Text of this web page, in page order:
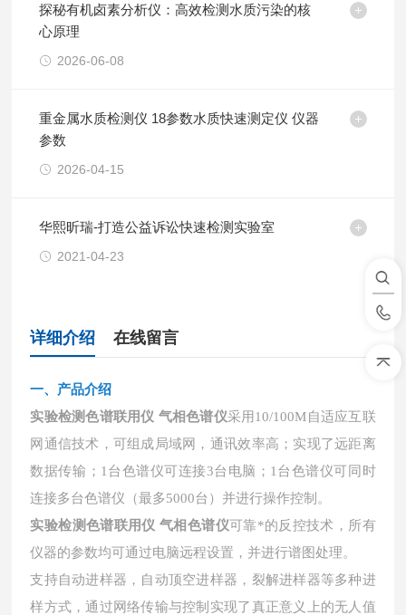
探秘有机卤素分析仪：高效检测水质污染的核
心原理
2026-06-08
重金属水质检测仪 18参数水质快速测定仪 仪器
参数
2026-04-15
华熙昕瑞-打造公益诉讼快速检测实验室
2021-04-23
详细介绍 在线留言
一、 产品介绍
实验检测色谱联用仪 气相色谱仪采用10/100M自适应互联
网通信技术，可组成局域网，通讯效率高；实现了远距离
数据传输；1台色谱仪可连接3台电脑；1台色谱仪可同时
连接多台色谱仪（最多5000台）并进行操作控制。
实验检测色谱联用仪 气相色谱仪可靠*的反控技术，所有
仪器的参数均可通过电脑远程设置，并进行谱图处理。
支持自动进样器，自动顶空进样器，裂解进样器等多种进
样方式，通过网络传输与控制实现了真正意义上的无人值